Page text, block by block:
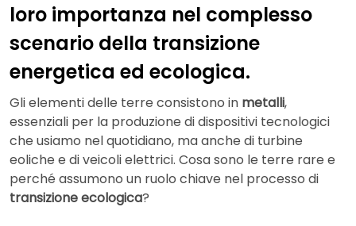
loro importanza nel complesso
scenario della transizione
energetica ed ecologica.
Gli elementi delle terre consistono in metalli,
essenziali per la produzione di dispositivi tecnologici
che usiamo nel quotidiano, ma anche di turbine
eoliche e di veicoli elettrici. Cosa sono le terre rare e
perché assumono un ruolo chiave nel processo di
transizione ecologica?